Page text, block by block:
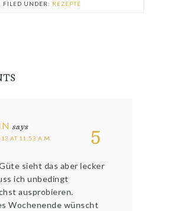
FILED UNDER: REZEPTE
5
says
AT 11:53 A.M.
sieht das aber lecker
ich unbedingt
ausprobieren.
Wochenende wünscht